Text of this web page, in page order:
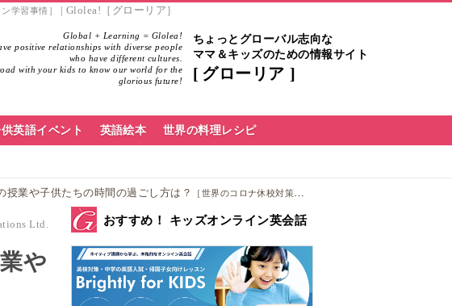
学習事情］ | Glolea!［グローリア］
Global + Learning = Glolea!
positive relationships with diverse people
who have different cultures.
with your kids to know our world for the
glorious future!
ちょっとグローバル志向な
ママ＆キッズのための情報サイト
グローリア
英語イベント 英語絵本 世界の料理レシピ
業や子供たちの時間の過ごし方は？ ［世界のコロナ休校対策＆オンライン学習事情］
Ltd.
や
おすすめ！ キッズオンライン英会話